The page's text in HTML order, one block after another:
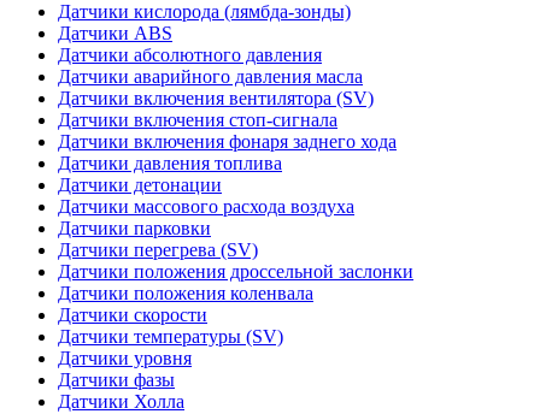
Датчики кислорода (лямбда-зонды)
Датчики ABS
Датчики абсолютного давления
Датчики аварийного давления масла
Датчики включения вентилятора (SV)
Датчики включения стоп-сигнала
Датчики включения фонаря заднего хода
Датчики давления топлива
Датчики детонации
Датчики массового расхода воздуха
Датчики парковки
Датчики перегрева (SV)
Датчики положения дроссельной заслонки
Датчики положения коленвала
Датчики скорости
Датчики температуры (SV)
Датчики уровня
Датчики фазы
Датчики Холла